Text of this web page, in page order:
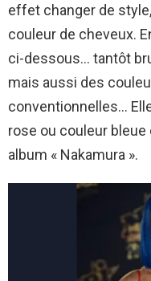
effet changer de
couleur de cheveux.
ci-dessous… tantôt
mais aussi des
conventionnelles…
rose ou couleur
album « Nakamura ».